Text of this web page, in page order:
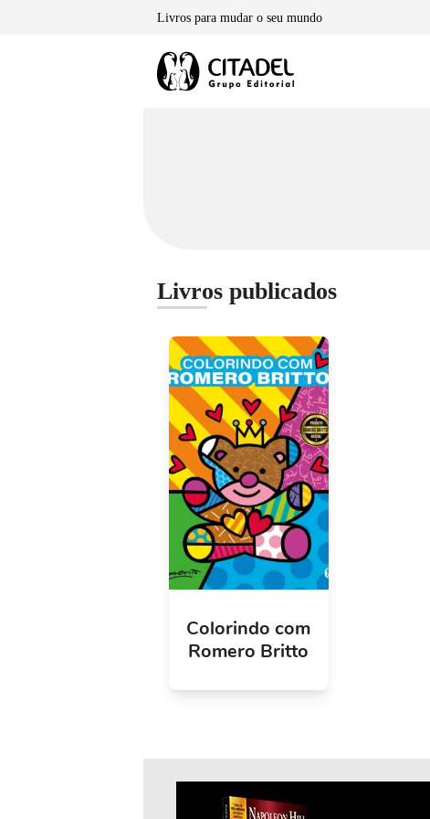
Livros para mudar o seu mundo
Livros publicados
Colorindo com
Romero Britto